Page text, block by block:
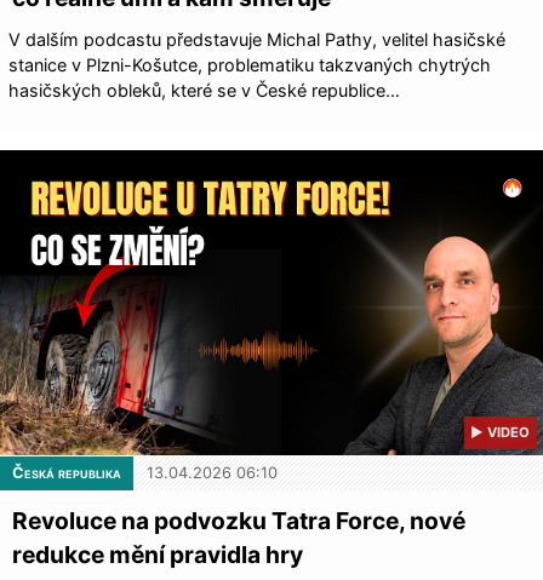
V dalším podcastu představuje Michal Pathy, velitel hasičské
stanice v Plzni-Košutce, problematiku takzvaných chytrých
hasičských obleků, které se v České republice…
▶ VIDEO
Česká republika 13.04.2026 06:10
Revoluce na podvozku Tatra Force, nové
redukce mění pravidla hry